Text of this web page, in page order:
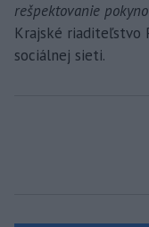
rešpektovanie
Krajské riaditeľstvo
sociálnej sieti.